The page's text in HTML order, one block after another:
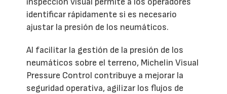
identificar rápidamente si es necesario
ajustar la presión de los neumáticos.
Al facilitar la gestión de la presión de los
neumáticos sobre el terreno, Michelin Visual
Pressure Control contribuye a mejorar la
seguridad operativa, agilizar los flujos de